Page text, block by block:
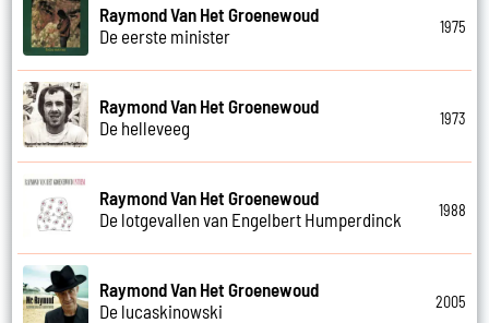
Raymond Van Het Groenewoud
De eerste minister
1975
Raymond Van Het Groenewoud
De helleveeg
1973
Raymond Van Het Groenewoud
De lotgevallen van Engelbert Humperdinck
1988
Raymond Van Het Groenewoud
De lucaskinowski
2005